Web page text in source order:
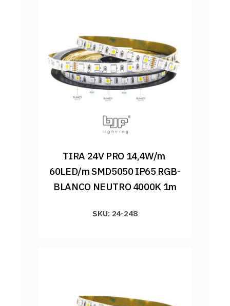
TIRA 24V PRO 14,4W/m
60LED/m SMD5050 IP65 RGB-
BLANCO NEUTRO 4000K 1m
SKU: 24-248